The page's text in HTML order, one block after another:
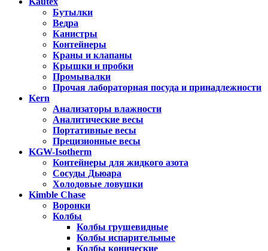
Бутылки
Ведра
Канистры
Контейнеры
Краны и клапаны
Крышки и пробки
Промывалки
Прочая лабораторная посуда и принадлежности
Kern
Анализаторы влажности
Аналитические весы
Портативные весы
Прецизионные весы
KGW-Isotherm
Контейнеры для жидкого азота
Сосуды Дьюара
Холодовые ловушки
Kimble Chase
Воронки
Колбы
Колбы грушевидные
Колбы испарительные
Колбы конические